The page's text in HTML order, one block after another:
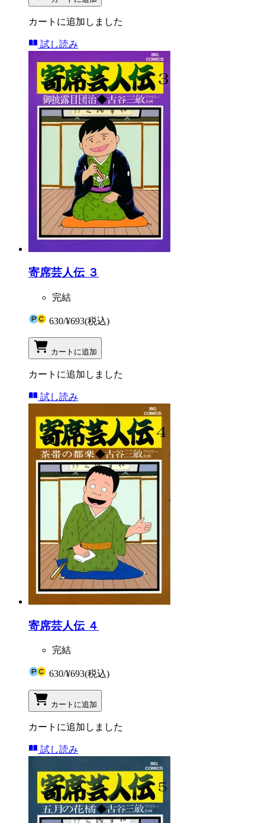
カートに追加しました
試し読み
寄席芸人伝 ３
完結
630/¥693(税込)
カートに追加
カートに追加しました
試し読み
寄席芸人伝 ４
完結
630/¥693(税込)
カートに追加
カートに追加しました
試し読み